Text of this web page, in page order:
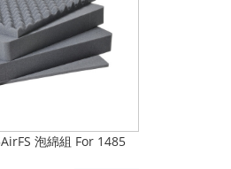
泡綿組 For 1485